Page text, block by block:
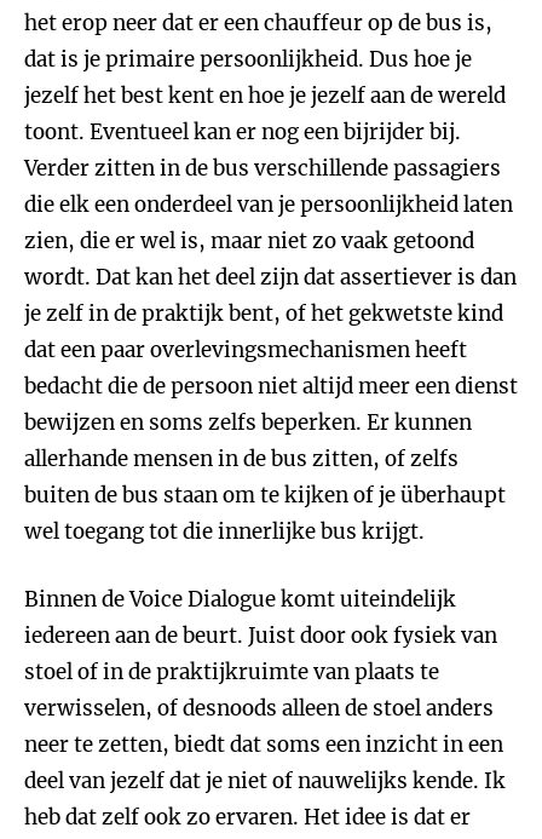
het erop neer dat er een chauffeur op de bus is,
dat is je primaire persoonlijkheid. Dus hoe je
jezelf het best kent en hoe je jezelf aan de wereld
toont. Eventueel kan er nog een bijrijder bij.
Verder zitten in de bus verschillende passagiers
die elk een onderdeel van je persoonlijkheid laten
zien, die er wel is, maar niet zo vaak getoond
wordt. Dat kan het deel zijn dat assertiever is dan
je zelf in de praktijk bent, of het gekwetste kind
dat een paar overlevingsmechanismen heeft
bedacht die de persoon niet altijd meer een dienst
bewijzen en soms zelfs beperken. Er kunnen
allerhande mensen in de bus zitten, of zelfs
buiten de bus staan om te kijken of je überhaupt
wel toegang tot die innerlijke bus krijgt.
Binnen de Voice Dialogue komt uiteindelijk
iedereen aan de beurt. Juist door ook fysiek van
stoel of in de praktijkruimte van plaats te
verwisselen, of desnoods alleen de stoel anders
neer te zetten, biedt dat soms een inzicht in een
deel van jezelf dat je niet of nauwelijks kende. Ik
heb dat zelf ook zo ervaren. Het idee is dat er